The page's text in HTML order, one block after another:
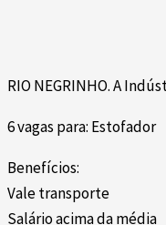
RIO NEGRINHO. A
6 vagas para: Estofador
Benefícios:
Vale transporte
Salário acima da média